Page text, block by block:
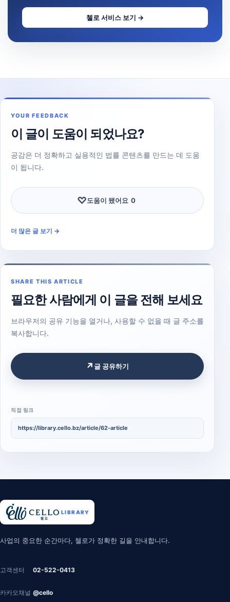
첼로 서비스 보기 →
YOUR FEEDBACK
이 글이 도움이 되었나요?
공감은 더 정확하고 실용적인 법률 콘텐츠를 만드는 데 도움
이 됩니다.
♡도움이 됐어요 0
더 많은 글 보기 →
SHARE THIS ARTICLE
필요한 사람에게 이 글을 전해 보세요
브라우저의 공유 기능을 열거나, 사용할 수 없을 때 글 주소를
복사합니다.
↗ 글 공유하기
직접 링크
https://library.cello.bz/article/62-article
첼로 라이브러리 안내
LIBRARY
사업의 중요한 순간마다, 첼로가 정확한 길을 안내합니다.
고객센터 02-522-0413
카카오채널 @cello